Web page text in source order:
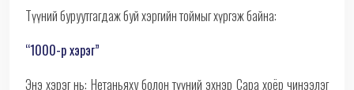
Түүний буруутгагдаж буй хэргийн тоймыг хүргэж байна:
“1000-р хэрэг”
Энэ хэрэг нь: Нетаньяху болон түүний эхнэр Сара хоёр чинээлэг